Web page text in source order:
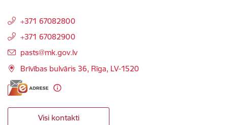
+371 67082800
+371 67082900
E-pasts:
pasts@mk.gov.lv
Brīvības bulvāris 36, Rīga, LV-1520
Visi kontakti